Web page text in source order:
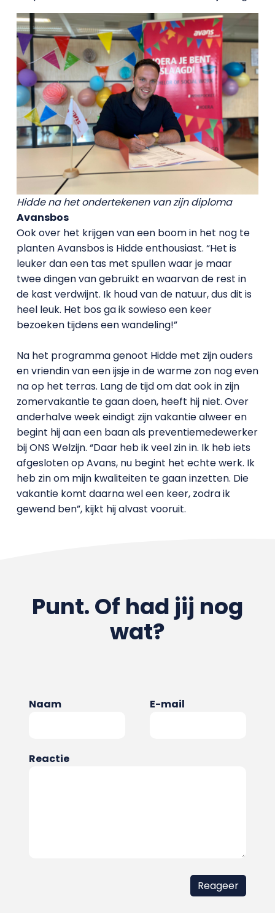
Hidde na het ondertekenen van zijn diploma
Avansbos
Ook over het krijgen van een boom in het nog te
planten Avansbos is Hidde enthousiast. “Het is
leuker dan een tas met spullen waar je maar
twee dingen van gebruikt en waarvan de rest in
de kast verdwijnt. Ik houd van de natuur, dus dit is
heel leuk. Het bos ga ik sowieso een keer
bezoeken tijdens een wandeling!”
Na het programma genoot Hidde met zijn ouders
en vriendin van een ijsje in de warme zon nog even
na op het terras. Lang de tijd om dat ook in zijn
zomervakantie te gaan doen, heeft hij niet. Over
anderhalve week eindigt zijn vakantie alweer en
begint hij aan een baan als preventiemedewerker
bij ONS Welzijn. “Daar heb ik veel zin in. Ik heb iets
afgesloten op Avans, nu begint het echte werk. Ik
heb zin om mijn kwaliteiten te gaan inzetten. Die
vakantie komt daarna wel een keer, zodra ik
gewend ben”, kijkt hij alvast vooruit.
Punt. Of had jij nog
wat?
Naam E-mail
Reactie